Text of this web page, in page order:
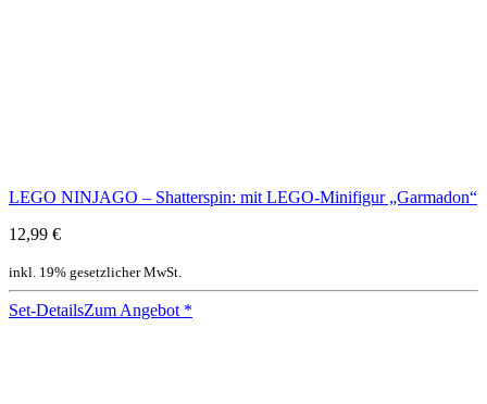
LEGO NINJAGO – Shatterspin: mit LEGO-Minifigur „Garmadon“
12,99 €
inkl. 19% gesetzlicher MwSt.
Set-DetailsZum Angebot *